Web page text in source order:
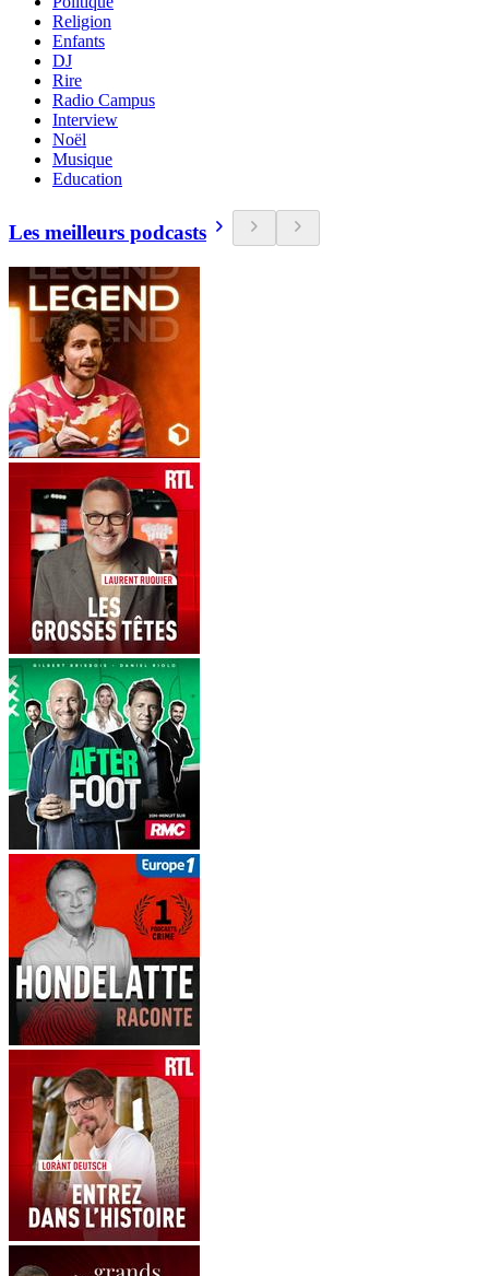
Religion
Enfants
DJ
Rire
Radio Campus
Interview
Noël
Musique
Education
Les meilleurs podcasts